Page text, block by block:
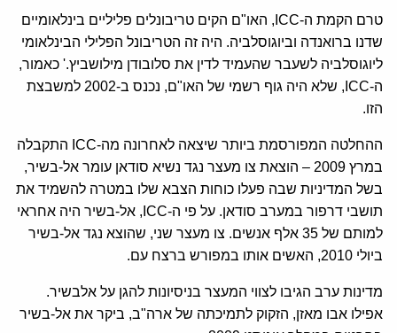
טרם הקמת ה-ICC, האו"ם הקים טריבונלים פליליים בינלאומיים
שדנו ברואנדה וביוגוסלביה. היה זה הטריבונל הפלילי הבינלאומי
ליוגוסלביה לשעבר שהעמיד לדין את סלובודן מילושביץ.' כאמור,
ה-ICC, שלא היה גוף רשמי של האו"ם, נכנס ב-2002 למשבצת
הזו.
ההחלטה המפורסמת ביותר שיצאה לאחרונה מה-ICC התקבלה
במרץ 2009 – הוצאת צו מעצר נגד נשיא סודאן עומר אל-בשיר,
בשל המדיניות שבה פעלו כוחות הצבא שלו במטרה להשמיד את
תושבי דרפור במערב סודאן. על פי ה-ICC, אל-בשיר היה אחראי
למותם של 35 אלף אנשים. צו מעצר שני, שהוצא נגד אל-בשיר
ביולי 2010, האשים אותו במפורש ברצח עם.
מדינות ערב הגיבו לצווי המעצר בניסיונות להגן על אלבשיר.
אפילו אבו מאזן, הזקוק לתמיכתה של ארה"ב, ביקר את אל-בשיר